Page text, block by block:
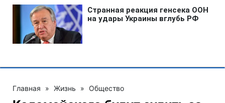
Главная » Жизнь » Общество